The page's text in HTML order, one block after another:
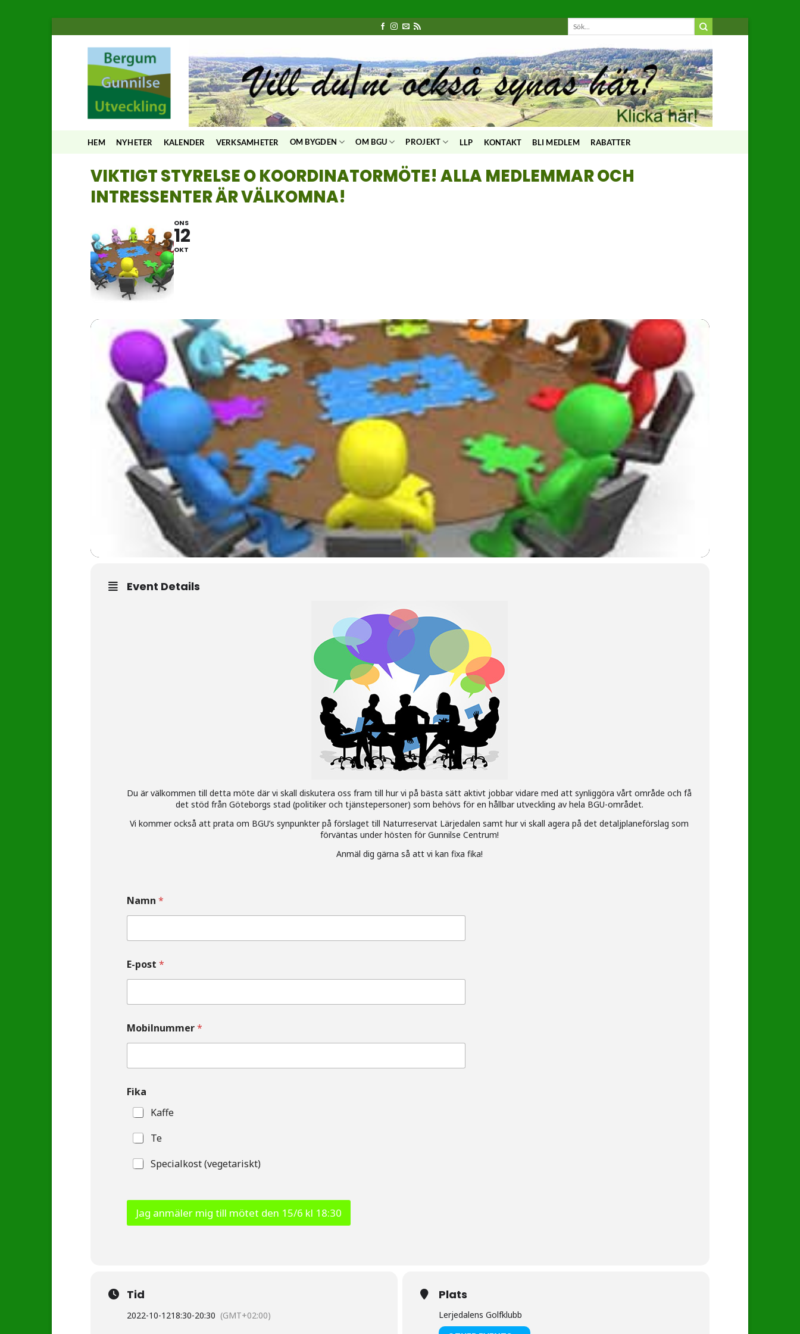
HEM NYHETER KALENDER VERKSAMHETER OM BYGDEN OM BGU PROJEKT LLP KONTAKT BLI MEDLEM RABATTER
VIKTIGT STYRELSE O KOORDINATORMÖTE! ALLA MEDLEMMAR OCH
INTRESSENTER ÄR VÄLKOMNA!
ONS
12
OKT
Event Details
Du är välkommen till detta möte där vi skall diskutera oss fram till hur vi på bästa sätt aktivt jobbar vidare med att synliggöra vårt område och få
det stöd från Göteborgs stad (politiker och tjänstepersoner) som behövs för en hållbar utveckling av hela BGU-området.
Vi kommer också att prata om BGU’s synpunkter på förslaget till Naturreservat Lärjedalen samt hur vi skall agera på det detaljplaneförslag som
förväntas under hösten för Gunnilse Centrum!
Anmäl dig gärna så att vi kan fixa fika!
Namn *
E-post *
Mobilnummer*
Fika
Kaffe
Te
Specialkost (vegetariskt)
Jag anmäler mig till mötet den 15/6 kl 18:30
Tid
2022-10-1218:30-20:30 (GMT+02:00)
Plats
Lerjedalens Golfklubb